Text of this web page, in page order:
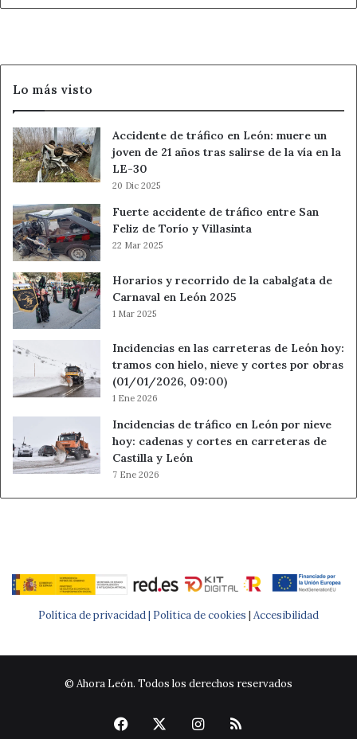
y
Ángeles
de
San
Rafael
y
Vegas
Matute
Lo más visto
Accidente de tráfico en León: muere un
joven de 21 años tras salirse de la vía en la
LE-30
20 Dic 2025
Fuerte accidente de tráfico entre San
Feliz de Torío y Villasinta
22 Mar 2025
Horarios y recorrido de la cabalgata de
Carnaval en León 2025
1 Mar 2025
Incidencias en las carreteras de León hoy:
tramos con hielo, nieve y cortes por obras
(01/01/2026, 09:00)
1 Ene 2026
Incidencias de tráfico en León por nieve
hoy: cadenas y cortes en carreteras de
Castilla y León
7 Ene 2026
Política de privacidad | Política de cookies | Accesibilidad
© Ahora León. Todos los derechos reservados
Facebook Instagram
RSS